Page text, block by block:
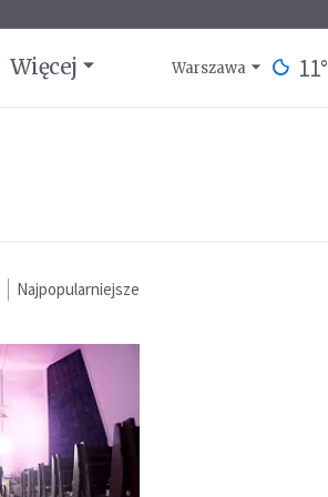
Więcej Warszawa 11°
Najpopularniejsze